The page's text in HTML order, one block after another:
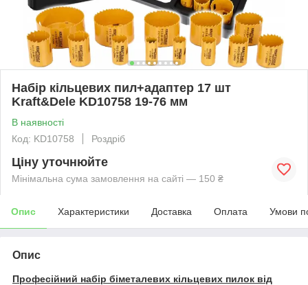
Набір кільцевих пил+адаптер 17 шт
Kraft&Dele KD10758 19-76 мм
В наявності
Код: KD10758
Роздріб
Ціну уточнюйте
Мінімальна сума замовлення на сайті — 150 ₴
Опис Характеристики Доставка Оплата Умови
Опис
Професійний набір біметалевих кільцевих пилок від